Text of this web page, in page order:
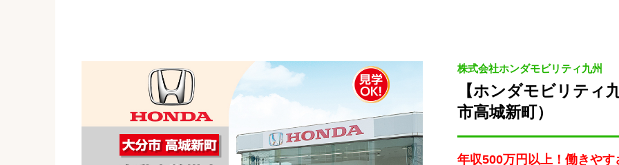
株式会社ホンダモビリティ九州
【ホンダモビリティ
市高城新町）
年収500万円以上！働きや